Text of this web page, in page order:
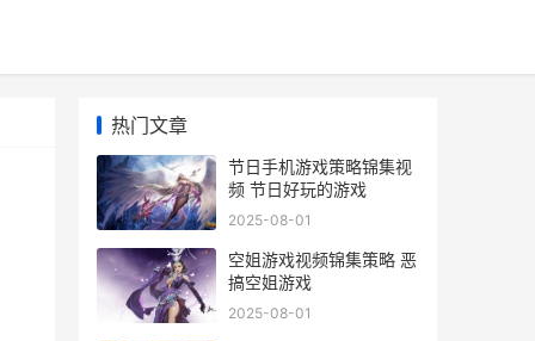
热门文章
节日手机游戏策略锦集视
频 节日好玩的游戏
2025-08-01
空姐游戏视频锦集策略 恶
搞空姐游戏
2025-08-01